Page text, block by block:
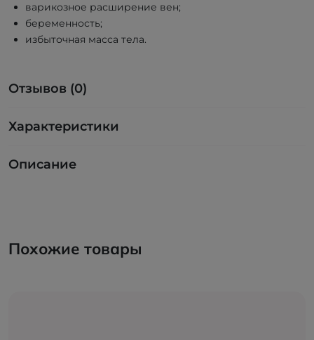
варикозное расширение вен;
беременность;
избыточная масса тела.
Отзывов (0)
Характеристики
Описание
Похожие товары